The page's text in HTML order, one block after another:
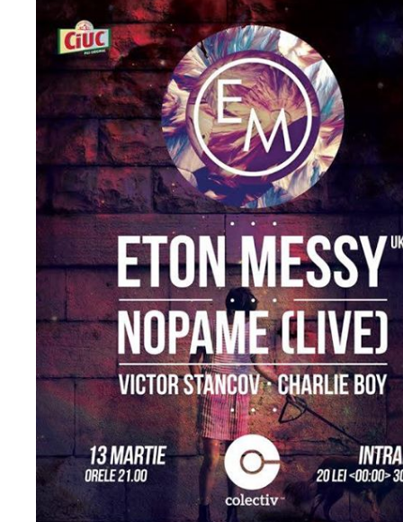
intimă) la Cineclub FILM
MENU
Internațional de Artă,
Fotografie, Videoart și
Pictură